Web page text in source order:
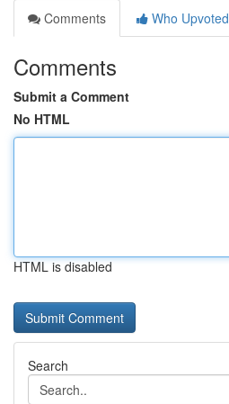
Comments
Who Upvoted
Comments
Submit a Comment
No HTML
HTML is disabled
Search